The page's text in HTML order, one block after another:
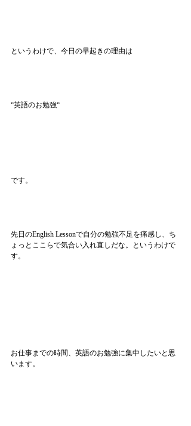
というわけで、今日の早起きの理由は
“英語のお勉強“
です。
先日のEnglish Lessonで自分の勉強不足を痛感し、ち
ょっとここらで気合い入れ直しだな。というわけで
す。
お仕事までの時間、英語のお勉強に集中したいと思
います。